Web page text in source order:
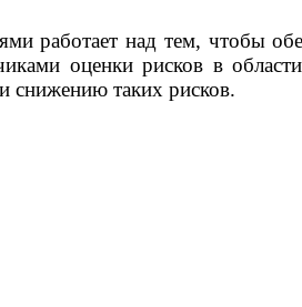
над тем, чтобы
оценки рисков в
снижению таких рисков.